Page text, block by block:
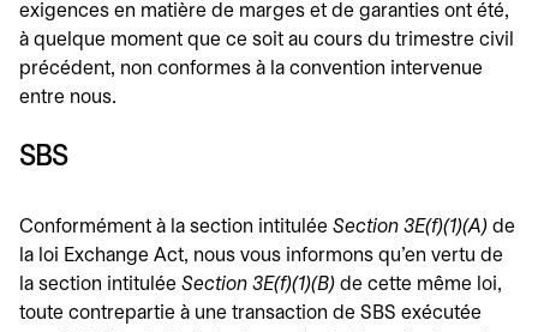
exigences en matière de marges et de garanties ont été,
à quelque moment que ce soit au cours du trimestre civil
précédent, non conformes à la convention intervenue
entre nous.
SBS
Conformément à la section intitulée Section 3E(f)(1)(A) de
la loi Exchange Act, nous vous informons qu'en vertu de
la section intitulée Section 3E(f)(1)(B) de cette même loi,
toute contrepartie à une transaction de SBS exécutée